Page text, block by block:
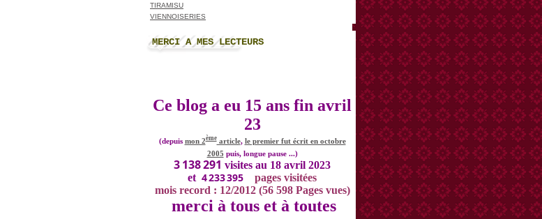
TIRAMISU
VIENNOISERIES
MERCI A MES LECTEURS
Ce blog a eu 15 ans fin avril
23
(depuis mon 2èmearticle, le premier fut écrit en octobre
2005 puis, longue pause ...)
3 138 291 visites au 18 avril 2023
et 4 233 395
pages visitées
mois record : 12/2012 (56 598 Pages vues)
merci à tous et à toutes